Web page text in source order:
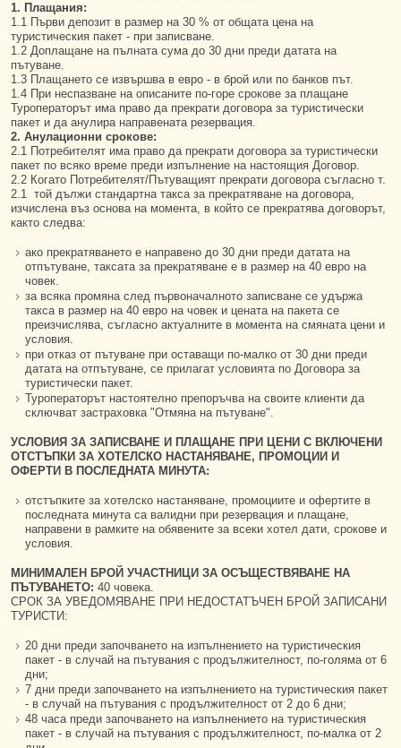
1. Плащания:
1.1 Първи депозит в размер на 30 % от общата цена на
туристическия пакет - при записване.
1.2 Доплащане на пълната сума до 30 дни преди датата на
пътуване.
1.3 Плащането се извършва в евро - в брой или по банков път.
1.4 При неспазване на описаните по-горе срокове за плащане
Туроператорът има право да прекрати договора за туристически
пакет и да анулира направената резервация.
2. Анулационни срокове:
2.1 Потребителят има право да прекрати договора за туристически
пакет по всяко време преди изпълнение на настоящия Договор.
2.2 Когато Потребителят/Пътуващият прекрати договора съгласно т.
2.1 той дължи стандартна такса за прекратяване на договора,
изчислена въз основа на момента, в който се прекратява договорът,
както следва:
ако прекратяването е направено до 30 дни преди датата на
отпътуване, таксата за прекратяване е в размер на 40 евро на
човек.
за всяка промяна след първоначалното записване се удържа
такса в размер на 40 евро на човек и цената на пакета се
преизчислява, съгласно актуалните в момента на смяната цени и
условия.
при отказ от пътуване при оставащи по-малко от 30 дни преди
датата на отпътуване, се прилагат условията по Договора за
туристически пакет.
Туроператорът настоятелно препоръчва на своите клиенти да
сключват застраховка "Отмяна на пътуване".
УСЛОВИЯ ЗА ЗАПИСВАНЕ И ПЛАЩАНЕ ПРИ ЦЕНИ С ВКЛЮЧЕНИ
ОТСТЪПКИ ЗА ХОТЕЛСКО НАСТАНЯВАНЕ, ПРОМОЦИИ И
ОФЕРТИ В ПОСЛЕДНАТА МИНУТА:
отстъпките за хотелско настаняване, промоциите и офертите в
последната минута са валидни при резервация и плащане,
направени в рамките на обявените за всеки хотел дати, срокове и
условия.
МИНИМАЛЕН БРОЙ УЧАСТНИЦИ ЗА ОСЪЩЕСТВЯВАНЕ НА
ПЪТУВАНЕТО: 40 човека.
СРОК ЗА УВЕДОМЯВАНЕ ПРИ НЕДОСТАТЪЧЕН БРОЙ ЗАПИСАНИ
ТУРИСТИ:
20 дни преди започването на изпълнението на туристическия
пакет - в случай на пътувания с продължителност, по-голяма от 6
дни;
7 дни преди започването на изпълнението на туристическия пакет
- в случай на пътувания с продължителност от 2 до 6 дни;
48 часа преди започването на изпълнението на туристическия
пакет - в случай на пътувания с продължителност, по-малка от 2